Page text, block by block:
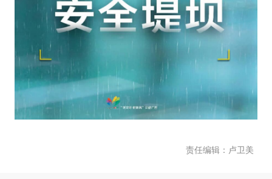
责任编辑：卢卫美